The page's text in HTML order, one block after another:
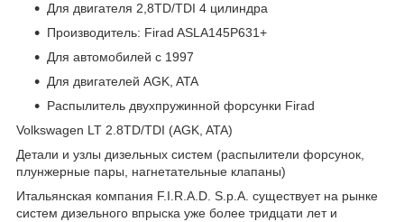
Для двигателя 2,8TD/TDI 4 цилиндра
Производитель: Firad ASLA145P631+
Для автомобилей с 1997
Для двигателей AGK, ATA
Распылитель двухпружинной форсунки Firad
Volkswagen LT 2.8TD/TDI (AGK, ATA)
Детали и узлы дизельных систем (распылители форсунок,
плунжерные пары, нагнетательные клапаны)
Итальянская компания F.I.R.A.D. S.p.A. существует на рынке
систем дизельного впрыска уже более тридцати лет и